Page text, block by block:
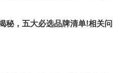
秘，五大必选品牌清单!相关问